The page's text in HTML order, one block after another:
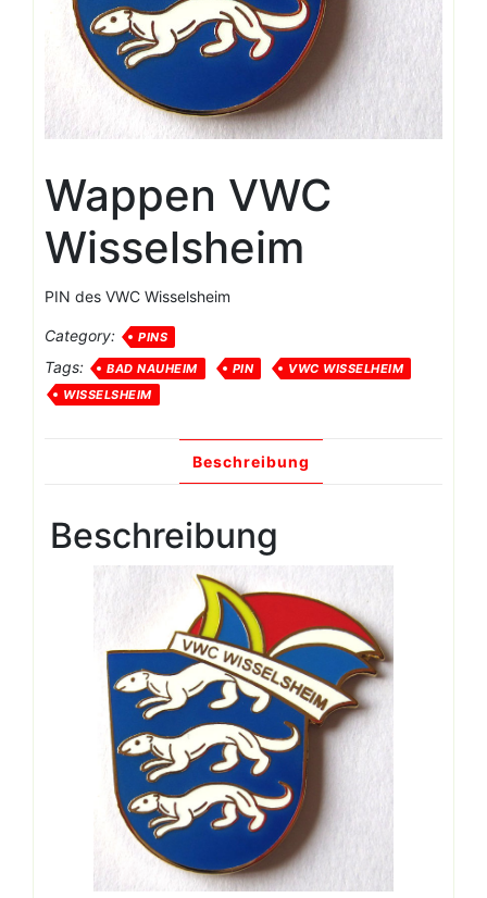
Wappen VWC
Wisselsheim
PIN des VWC Wisselsheim
Category: PINS
Tags: BAD NAUHEIM PIN
VWC WISSELHEIM
WISSELSHEIM
Beschreibung
Beschreibung